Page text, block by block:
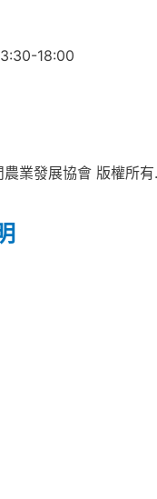
18:00
業發展協會 版權所有.